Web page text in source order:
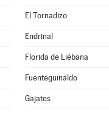
El Tornadizo
Endrinal
Florida de Liébana
Fuenteguinaldo
Gajates